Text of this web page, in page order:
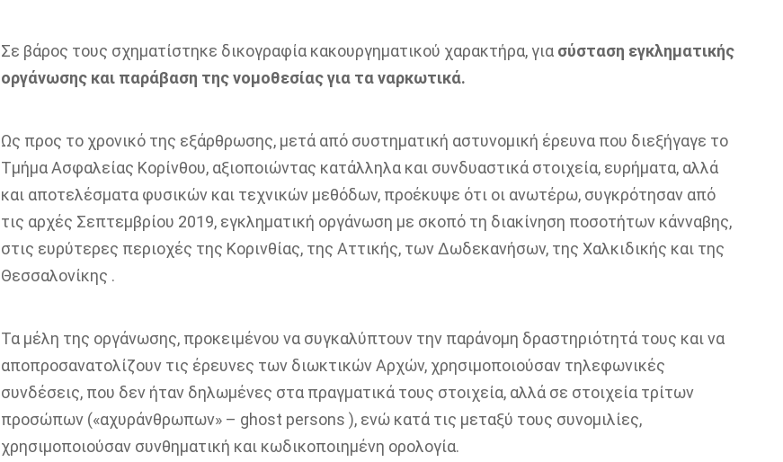
Σε βάρος τους σχηματίστηκε δικογραφία κακουργηματικού χαρακτήρα, για σύσταση εγκληματικής
οργάνωσης και παράβαση της νομοθεσίας για τα ναρκωτικά.
Ως προς το χρονικό της εξάρθρωσης, μετά από συστηματική αστυνομική έρευνα που διεξήγαγε το
Τμήμα Ασφαλείας Κορίνθου, αξιοποιώντας κατάλληλα και συνδυαστικά στοιχεία, ευρήματα, αλλά
και αποτελέσματα φυσικών και τεχνικών μεθόδων, προέκυψε ότι οι ανωτέρω, συγκρότησαν από
τις αρχές Σεπτεμβρίου 2019, εγκληματική οργάνωση με σκοπό τη διακίνηση ποσοτήτων κάνναβης,
στις ευρύτερες περιοχές της Κορινθίας, της Αττικής, των Δωδεκανήσων, της Χαλκιδικής και της
Θεσσαλονίκης .
Τα μέλη της οργάνωσης, προκειμένου να συγκαλύπτουν την παράνομη δραστηριότητά τους και να
αποπροσανατολίζουν τις έρευνες των διωκτικών Αρχών, χρησιμοποιούσαν τηλεφωνικές
συνδέσεις, που δεν ήταν δηλωμένες στα πραγματικά τους στοιχεία, αλλά σε στοιχεία τρίτων
προσώπων («αχυράνθρωπων» – ghost persons ), ενώ κατά τις μεταξύ τους συνομιλίες,
χρησιμοποιούσαν συνθηματική και κωδικοποιημένη ορολογία.